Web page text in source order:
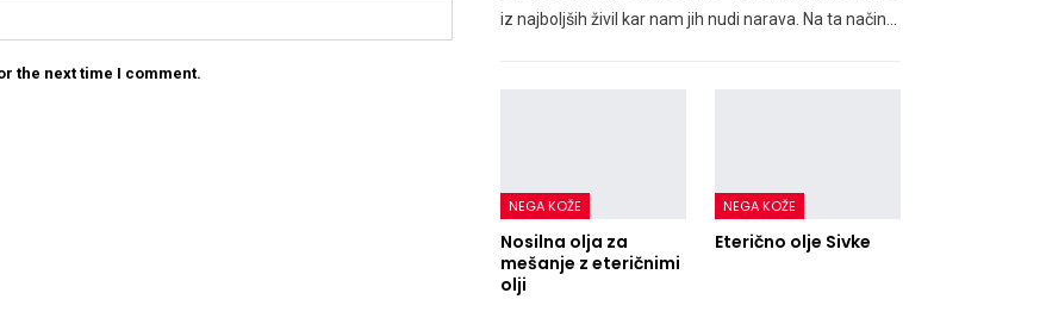
the next time I comment.
iz najboljših živil kar nam jih nudi narava. Na ta način…
NEGA KOŽE
Nosilna olja za
mešanje z eteričnimi
olji
NEGA KOŽE
Eterično olje Sivke